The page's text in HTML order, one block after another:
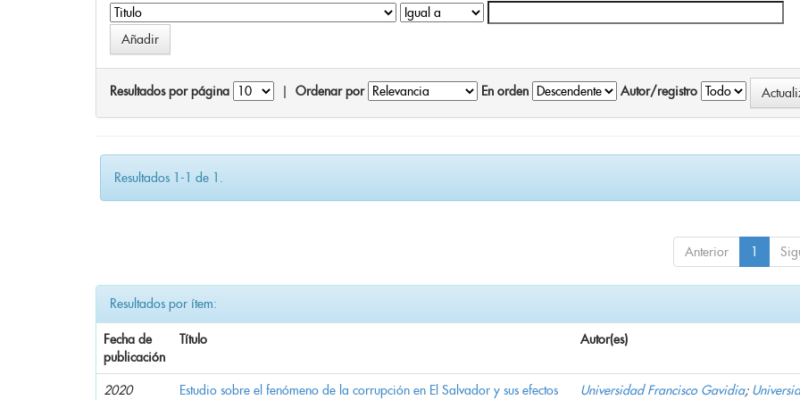
Resultados por página Ordenar por En orden Autor/registro
Resultados 1-1 de 1.
Anterior 1
Resultados por ítem:
Fecha de
publicación
Título Autor(es)
2020 Estudio sobre el fenómeno de la corrupción en El Salvador y sus efectos Universidad Francisco Gavidia;